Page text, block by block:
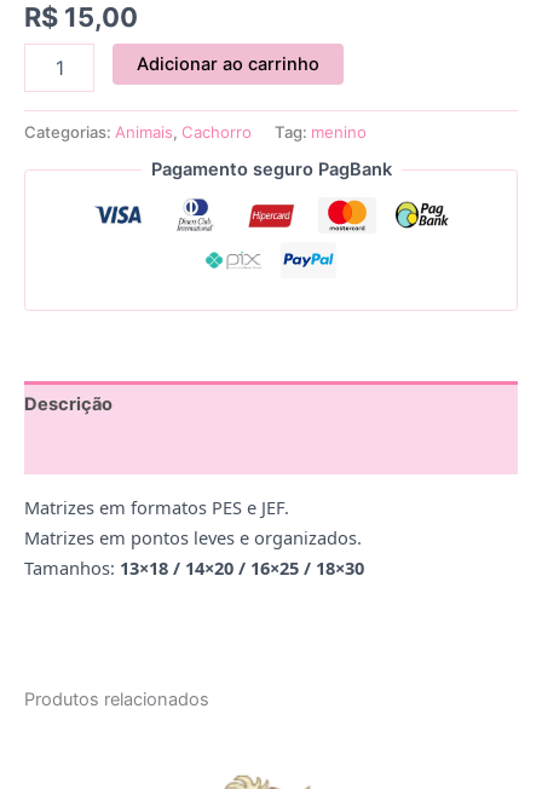
R$ 15,00
Adicionar ao carrinho
Categorias: Animais, Cachorro Tag: menino
Pagamento seguro PagBank
Descrição
Matrizes em formatos PES e JEF.
Matrizes em pontos leves e organizados.
Tamanhos: 13×18 / 14×20 / 16×25 / 18×30
Produtos relacionados